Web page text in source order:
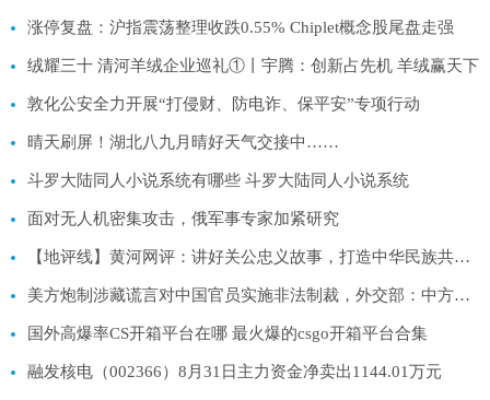
涨停复盘：沪指震荡整理收跌0.55% Chiplet概念股尾盘走强
绒耀三十 清河羊绒企业巡礼①丨宇腾：创新占先机 羊绒赢天下
敦化公安全力开展“打侵财、防电诈、保平安”专项行动
晴天刷屏！湖北八九月晴好天气交接中……
斗罗大陆同人小说系统有哪些 斗罗大陆同人小说系统
面对无人机密集攻击，俄军事专家加紧研究
【地评线】黄河网评：讲好关公忠义故事，打造中华民族共有的精神家园
美方炮制涉藏谎言对中国官员实施非法制裁，外交部：中方将对等反制
国外高爆率CS开箱平台在哪 最火爆的csgo开箱平台合集
融发核电（002366）8月31日主力资金净卖出1144.01万元